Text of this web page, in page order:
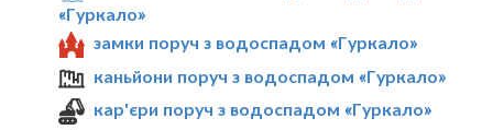
«Гуркало»
замки поруч з водоспадом «Гуркало»
каньйони поруч з водоспадом «Гуркало»
кар'єри поруч з водоспадом «Гуркало»